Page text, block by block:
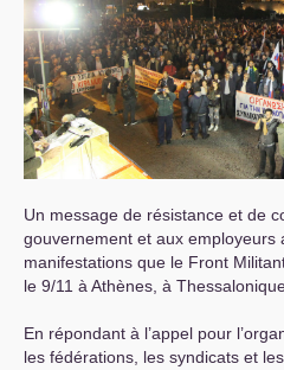
Un message de résistance et de
gouvernement et aux employeurs
manifestations que le Front
le 9/11 à Athènes, à
En répondant à l’appel pour
les fédérations, les syndicats et